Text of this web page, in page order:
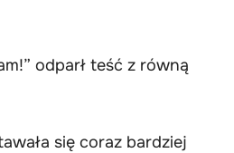
odparł teść z równą
się coraz bardziej